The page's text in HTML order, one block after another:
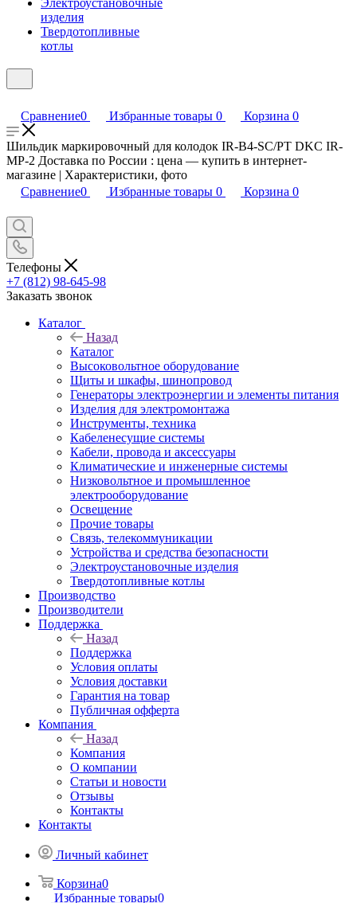
Электроустановочные
изделия
Твердотопливные
котлы
Сравнение0 Избранные товары 0 Корзина 0
Шильдик маркировочный для колодок IR-B4-SC/PT DKC IR-
MP-2 Доставка по России : цена — купить в интернет-
магазине | Характеристики, фото
Сравнение0 Избранные товары 0 Корзина 0
Телефоны
+7 (812) 98-645-98
Заказать звонок
Каталог
Назад
Каталог
Высоковольтное оборудование
Щиты и шкафы, шинопровод
Генераторы электроэнергии и элементы питания
Изделия для электромонтажа
Инструменты, техника
Кабеленесущие системы
Кабели, провода и аксессуары
Климатические и инженерные системы
Низковольтное и промышленное
электрооборудование
Освещение
Прочие товары
Связь, телекоммуникации
Устройства и средства безопасности
Электроустановочные изделия
Твердотопливные котлы
Производство
Производители
Поддержка
Назад
Поддержка
Условия оплаты
Условия доставки
Гарантия на товар
Публичная офферта
Компания
Назад
Компания
О компании
Статьи и новости
Отзывы
Контакты
Контакты
Личный кабинет
Корзина0
Избранные товары0